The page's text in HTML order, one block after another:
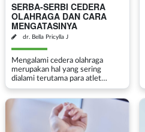
SERBA-SERBI CEDERA
OLAHRAGA DAN CARA
MENGATASINYA
dr. Bella Pricylla J
Mengalami cedera olahraga
merupakan hal yang sering
dialami terutama para atlet
seperti cedera sendi termasuk
otot. Serba-serbi jenis cedera
olahraga dapat dialami ole...